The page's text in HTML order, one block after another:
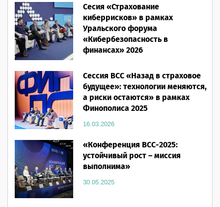
28.05.2026
Сесия «Страхование
киберрисков» в рамках
Уральского форума
«Кибербезопасность в
финансах» 2026
Сессия ВСС «Назад в страховое
будущее»: технологии меняются,
а риски остаются» в рамках
Финополиса 2025
16.03.2026
«Конференция ВСС-2025:
устойчивый рост – миссия
выполнима»
30.05.2025